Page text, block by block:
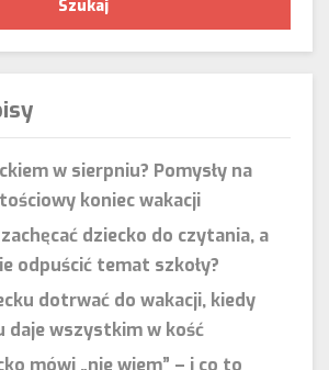
w sierpniu? Pomysły na
koniec wakacji
dziecko do czytania, a
odpuścić temat szkoły?
dotrwać do wakacji, kiedy
daje wszystkim w kość